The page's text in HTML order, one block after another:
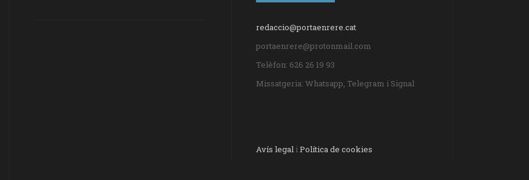
redaccio@portaenrere.cat
portaenrere@protonmail.com
Telèfon: 626 26 19 93
Missatgeria: Whatsapp, Telegram i Signal
Avís legaliPolítica de cookies